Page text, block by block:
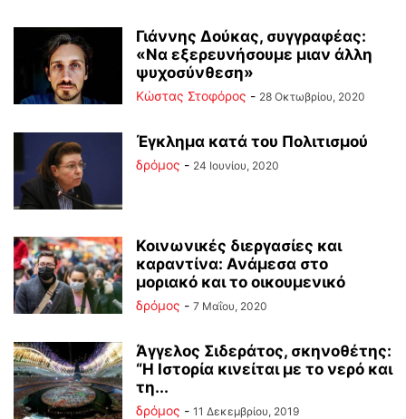
Γιάννης Δούκας, συγγραφέας:
«Να εξερευνήσουμε μιαν άλλη
ψυχοσύνθεση»
Κώστας Στοφόρος - 28 Οκτωβρίου, 2020
Έγκλημα κατά του Πολιτισμού
δρόμος - 24 Ιουνίου, 2020
Κοινωνικές διεργασίες και
καραντίνα: Ανάμεσα στο
μοριακό και το οικουμενικό
δρόμος - 7 Μαΐου, 2020
Άγγελος Σιδεράτος, σκηνοθέτης:
“Η Ιστορία κινείται με το νερό και
τη...
δρόμος - 11 Δεκεμβρίου, 2019